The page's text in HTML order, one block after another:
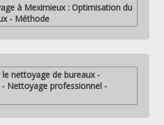
à Meximieux : Optimisation du
- Méthode
nettoyage de bureaux -
Nettoyage professionnel -